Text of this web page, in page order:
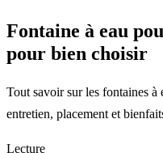
Fontaine à eau
pour bien choisir
Tout savoir sur les fontaines à
entretien, placement et
Lecture